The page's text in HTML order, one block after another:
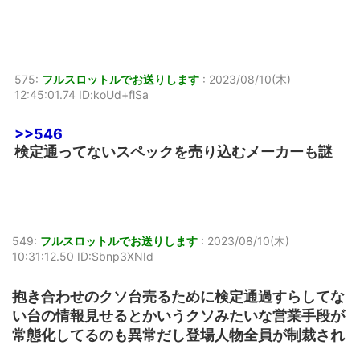
575: フルスロットルでお送りします : 2023/08/10(木)
12:45:01.74 ID:koUd+flSa
>>546
検定通ってないスペックを売り込むメーカーも謎
549: フルスロットルでお送りします : 2023/08/10(木)
10:31:12.50 ID:Sbnp3XNId
抱き合わせのクソ台売るために検定通過すらしてな
い台の情報見せるとかいうクソみたいな営業手段が
常態化してるのも異常だし登場人物全員が制裁され